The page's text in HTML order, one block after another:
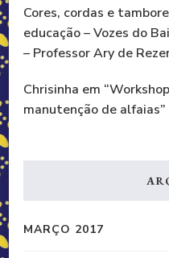
Cores, cordas e
educação – Vozes do
– Professor Ary de
Chrisinha em
manutenção de alfaias”
MARÇO 2017